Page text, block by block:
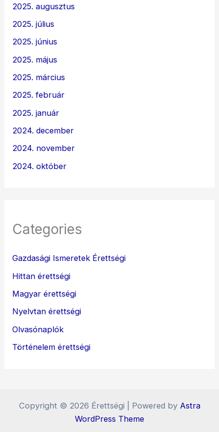
2025. augusztus
2025. július
2025. június
2025. május
2025. március
2025. február
2025. január
2024. december
2024. november
2024. október
Categories
Gazdasági Ismeretek Érettségi
Hittan érettségi
Magyar érettségi
Nyelvtan érettségi
Olvasónaplók
Történelem érettségi
Copyright © 2026 Érettségi | Powered by Astra
WordPress Theme